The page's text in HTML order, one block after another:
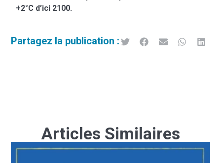
+2°C d’ici 2100.
Partagez la publication :
Articles Similaires